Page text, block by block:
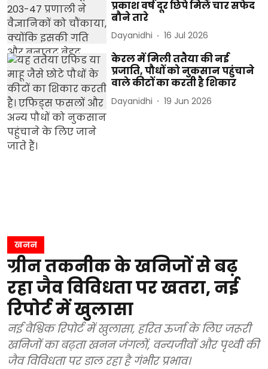
प्रकाश वर्ष दूर छिपे मिले चार सफेद
बौने तारे
Dayanidhi 16 Jul 2026
केरल में मिली ततैया की नई
प्रजाति, पौधों को नुकसान पहुंचाने
वाले कीटों का करती है शिकार
Dayanidhi 19 Jun 2026
खनन
ग्रीन तकनीक के खनिजों से बढ़
रहा जैव विविधता पर खतरा, नई
रिपोर्ट में खुलासा
नई वैश्विक रिपोर्ट में खुलासा, हरित ऊर्जा के लिए जरूरी
खनिजों का बढ़ता खनन जंगलों, वन्यजीवों और पृथ्वी की
जैव विविधता पर डाल रहा है गंभीर प्रभाव।